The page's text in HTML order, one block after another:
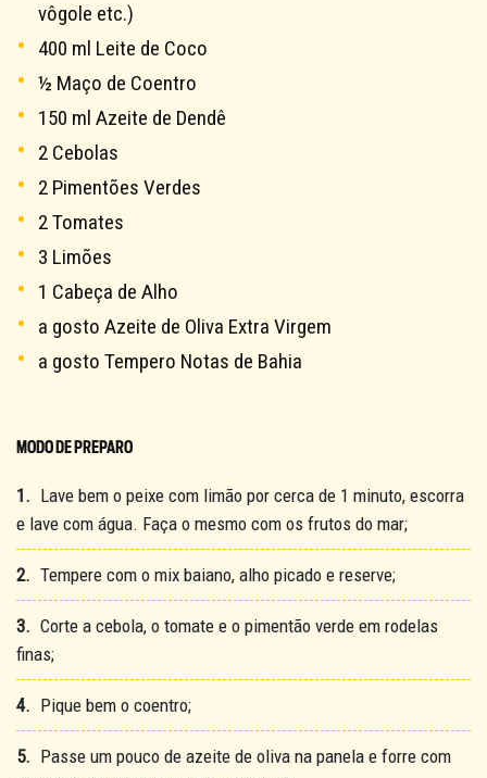
DOWNLOADS
vôgole etc.)
400 ml Leite de Coco
½ Maço de Coentro
150 ml Azeite de Dendê
2 Cebolas
2 Pimentões Verdes
2 Tomates
3 Limões
1 Cabeça de Alho
a gosto Azeite de Oliva Extra Virgem
a gosto Tempero Notas de Bahia
MODO DE PREPARO
1. Lave bem o peixe com limão por cerca de 1 minuto, escorra
e lave com água. Faça o mesmo com os frutos do mar;
2. Tempere com o mix baiano, alho picado e reserve;
3. Corte a cebola, o tomate e o pimentão verde em rodelas
finas;
4. Pique bem o coentro;
5. Passe um pouco de azeite de oliva na panela e forre com